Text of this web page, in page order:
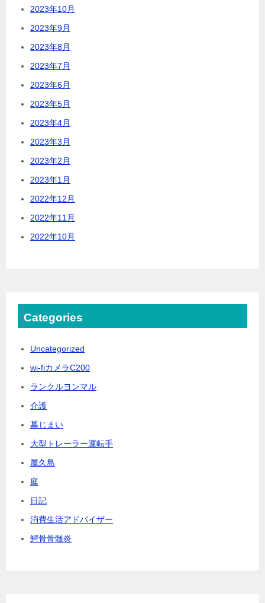
2023年10月
2023年9月
2023年8月
2023年7月
2023年6月
2023年5月
2023年4月
2023年3月
2023年2月
2023年1月
2022年12月
2022年11月
2022年10月
Categories
Uncategorized
wi-fiカメラC200
ランクルヨンマル
介護
墓じまい
大型トレーラー運転手
屋久島
庭
日記
消費生活アドバイザー
鰐骨骨髄炎